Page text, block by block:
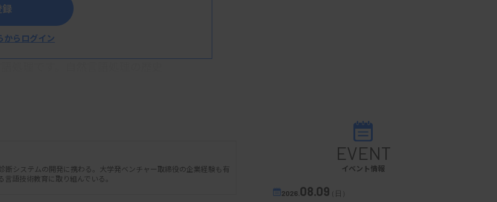
常に複雑です。この人間の言語
大規模言語モデル（LLM）は、
からログイン
システムの開発に携わる。大学発ベンチャー取締役の企業経験も有
語技術教育に取り組んでいる。
EVENT
イベント情報
2026. 08.09 （日）